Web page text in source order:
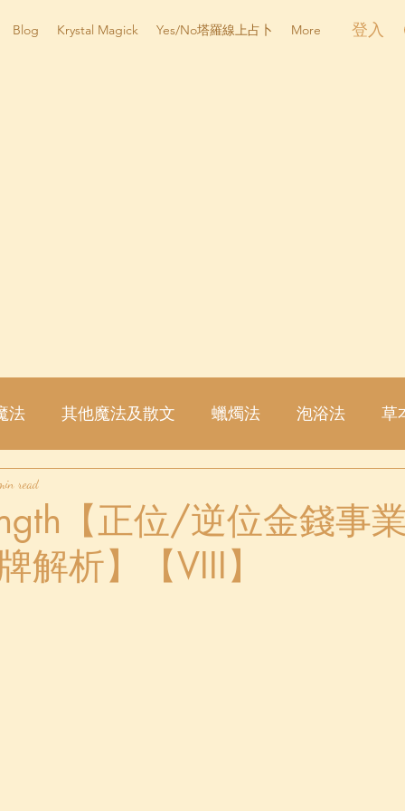
Blog Krystal Magick Yes/No塔羅線上占卜 More 登入
法 其他魔法及散文 蠟燭法 泡浴法 草
塔羅占卜
【正位/逆位金錢事
解析】【VIII】
read